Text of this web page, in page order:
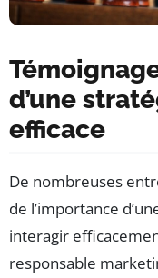
d’une
efficace
De nombreuses
de l’importance
interagir
responsable